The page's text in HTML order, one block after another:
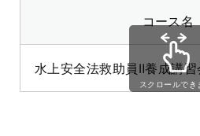
コース名
水上安全法救助員Ⅱ養成講習
スクロールでき